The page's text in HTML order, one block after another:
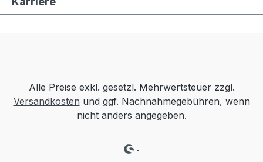
Alle Preise exkl. gesetzl. Mehrwertsteuer zzgl.
Versandkosten und ggf. Nachnahmegebühren, wenn
nicht anders angegeben.
.